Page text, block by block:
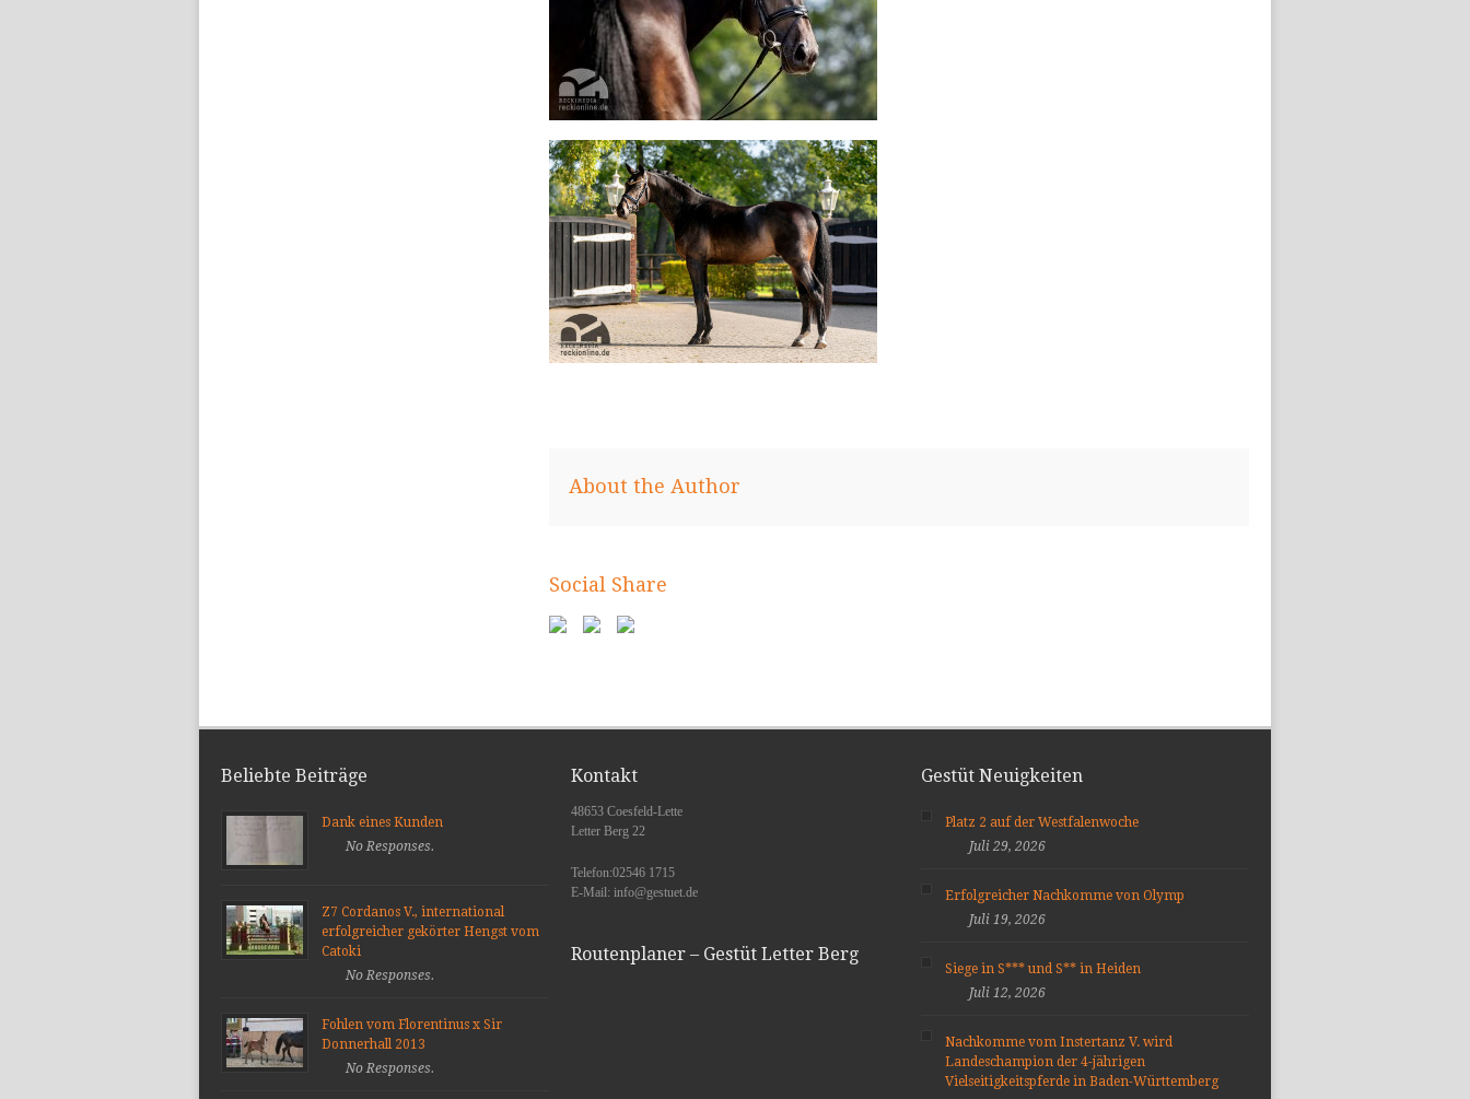
About the Author
Social Share
Beliebte Beiträge
Dank eines Kunden
No Responses.
Z7 Cordanos V., international
erfolgreicher gekörter Hengst vom
Catoki
No Responses.
Fohlen vom Florentinus x Sir
Donnerhall 2013
No Responses.
Kontakt
48653 Coesfeld-Lette
Letter Berg 22
Telefon:02546 1715
E-Mail: info@gestuet.de
Routenplaner – Gestüt Letter Berg
Gestüt Neuigkeiten
Platz 2 auf der Westfalenwoche
Juli 29, 2026
Erfolgreicher Nachkomme von Olymp
Juli 19, 2026
Siege in S*** und S** in Heiden
Juli 12, 2026
Nachkomme vom Instertanz V. wird
Landeschampion der 4-jährigen
Vielseitigkeitspferde in Baden-Württemberg